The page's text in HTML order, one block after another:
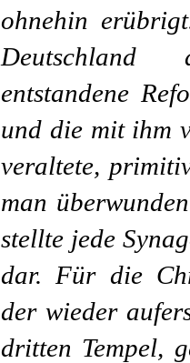
ohnehin
entstandene
und die mit ihm
veraltete,
man
stellte jede
dar. Für die
der wieder
dritten Tempel,